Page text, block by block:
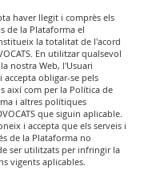
haver llegit i comprès els
de la Plataforma el
la totalitat de l'acord
En utilitzar qualsevol
nostra Web, l'Usuari
accepta obligar-se pels
així com per la Política de
i altres polítiques
que siguin aplicable.
i accepta que els serveis i
de la Plataforma no
ser utilitzats per infringir la
vigents aplicables.